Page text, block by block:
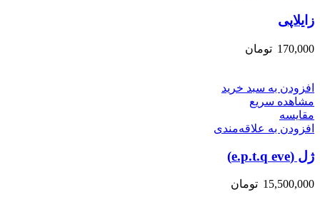
زایلاپی
170,000 تومان
افزودن به سبد خرید
مشاهده سریع
مقایسه
افزودن به علاقه‌مندی
ژل (e.p.t.q eve)
15,500,000 تومان